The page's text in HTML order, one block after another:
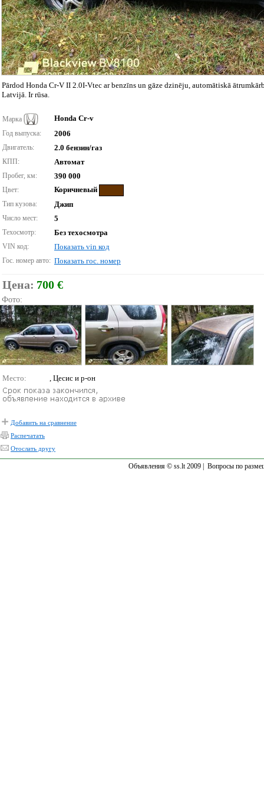
Pārdod Honda Cr-V II 2.0I-Vtec ar benzīns un gāze dzinēju, automātiskā
Latvijā. Ir rūsa.
Марка Honda Cr-v
Год выпуска: 2006
Двигатель: 2.0 бензин/газ
КПП: Автомат
Пробег, км: 390 000
Цвет: Коричневый
Тип кузова: Джип
Число мест: 5
Техосмотр: Без техосмотра
VIN код: Показать vin код
Гос. номер авто: Показать гос. номер
Цена: 700 €
Фото:
Место: , Цесис и р-он
Добавить на сравнение
Распечатать
Отослать другу
Объявления © ss.lt 2009 | Вопросы по